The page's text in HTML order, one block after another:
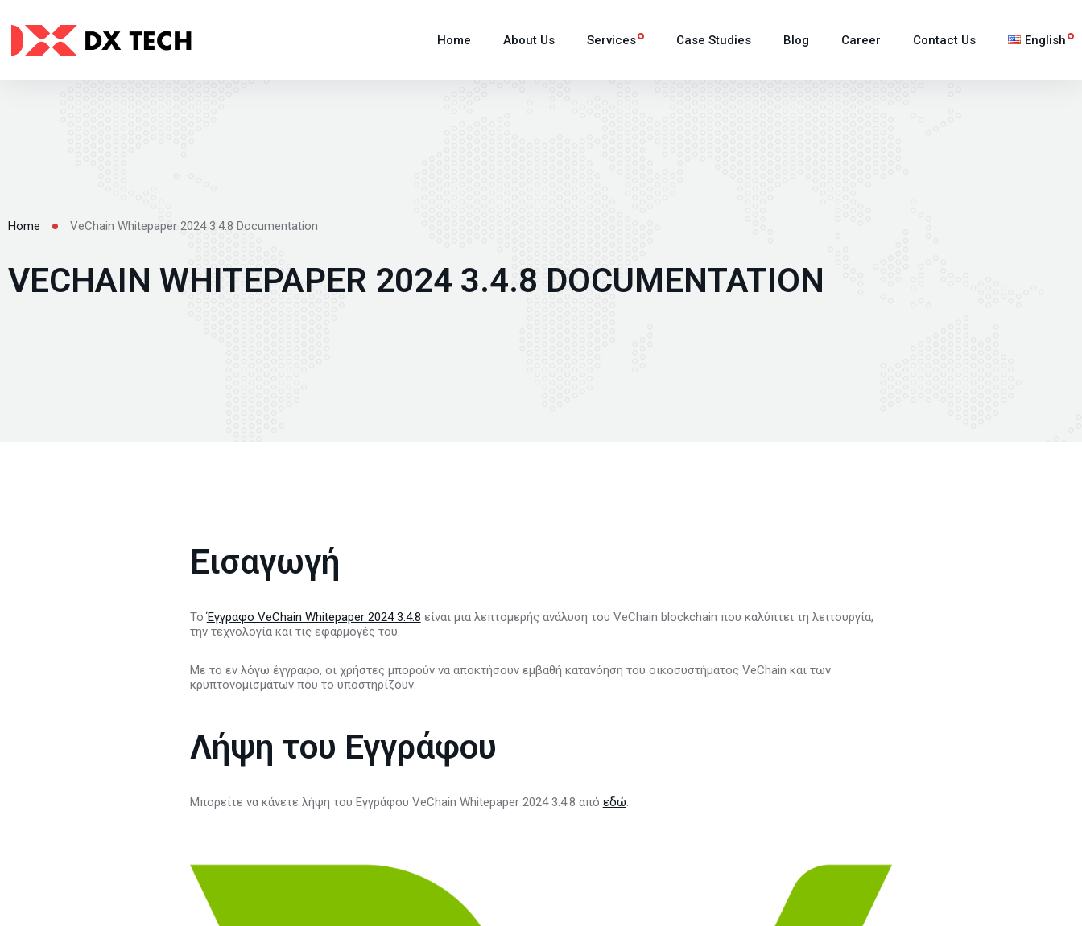
Home About Us Services Case Studies Blog Career Contact Us English
Home VeChain Whitepaper 2024 3.4.8 Documentation
VECHAIN WHITEPAPER 2024 3.4.8 DOCUMENTATION
Εισαγωγή
ΤοΈγγραφο VeChain Whitepaper 2024 3.4.8 είναι μια λεπτομερής ανάλυση του VeChain blockchain που καλύπτει τη λειτουργία,
την τεχνολογία και τις εφαρμογές του.
Με το εν λόγω έγγραφο, οι χρήστες μπορούν να αποκτήσουν εμβαθή κατανόηση του οικοσυστήματος VeChain και των
κρυπτονομισμάτων που το υποστηρίζουν.
Λήψη του Εγγράφου
Μπορείτε να κάνετε λήψη του Εγγράφου VeChain Whitepaper 2024 3.4.8 από εδώ.